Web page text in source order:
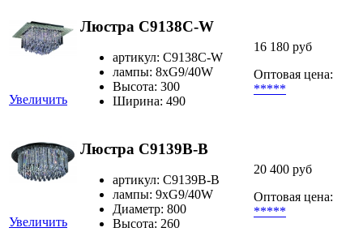
Увеличить
Люстра C9138C-W
артикул: C9138C-W
лампы: 8хG9/40W
Высота: 300
Ширина: 490
16 180 руб
Оптовая цена:
*****
Увеличить
Люстра C9139B-B
артикул: C9139B-B
лампы: 9хG9/40W
Диаметр: 800
Высота: 260
20 400 руб
Оптовая цена:
*****